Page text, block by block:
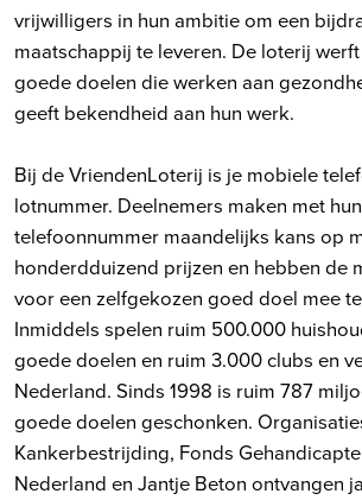
vrijwilligers in hun ambitie om een
maatschappij te leveren. De loterij
goede doelen die werken aan
geeft bekendheid aan hun werk.
Bij de VriendenLoterij is je mobiele
lotnummer. Deelnemers maken met
telefoonnummer maandelijks kans op
honderdduizend prijzen en hebben de
voor een zelfgekozen goed doel mee
Inmiddels spelen ruim 500.000
goede doelen en ruim 3.000 clubs en
Nederland. Sinds 1998 is ruim 787
goede doelen geschonken.
Kankerbestrijding, Fonds
Nederland en Jantje Beton ontvangen